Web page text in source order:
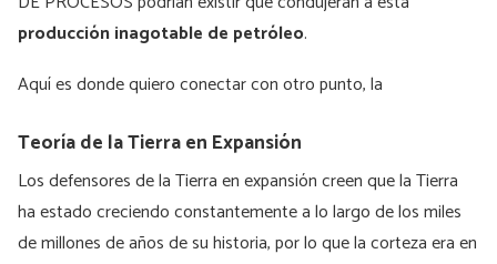
producción inagotable de petróleo.
Aquí es donde quiero conectar con otro punto, la
Teoría de la Tierra en Expansión
Los defensores de la Tierra en expansión creen que la Tierra
ha estado creciendo constantemente a lo largo de los miles
de millones de años de su historia, por lo que la corteza era en